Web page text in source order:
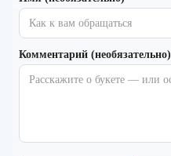
Комментарий (необязательно)